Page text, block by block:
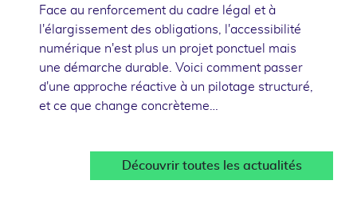
Face au renforcement du cadre légal et à
l'élargissement des obligations, l'accessibilité
numérique n'est plus un projet ponctuel mais
une démarche durable. Voici comment passer
d'une approche réactive à un pilotage structuré,
et ce que change concrèteme…
Découvrir toutes les actualités